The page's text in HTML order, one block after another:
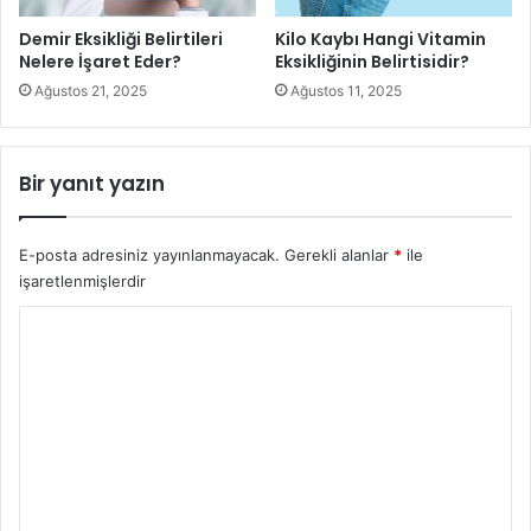
İnfertilite (Kısırlık) Tedavisi Sırasında Neler Yapılır
Demir Eksikliği Belirtileri
Nelere İşaret Eder?
Ağustos 21, 2025
Kilo Kaybı Hangi Vitamin
Eksikliğinin Belirtisidir?
Ağustos 11, 2025
Bir yanıt yazın
E-posta adresiniz yayınlanmayacak. Gerekli alanlar * ile
işaretlenmişlerdir